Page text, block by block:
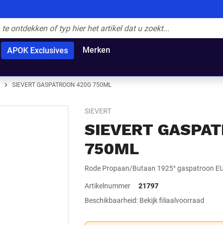
APOK Exclusives Merken
SIEVERT GASPATROON 420G 750ML
SIEVERT
SIEVERT
750ML
Rode Propaan/Butaan 1925° gaspatroon
Artikelnummer
21797
Beschikbaarheid: Bekijk filiaalvoorraad